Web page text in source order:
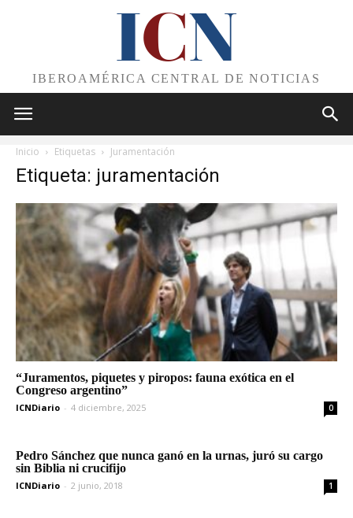
ICN
IBEROAMÉRICA CENTRAL DE NOTICIAS
Inicio Etiquetas Juramentación
Etiqueta: juramentación
“Juramentos, piquetes y piropos: fauna exótica en el
Congreso argentino”
ICNDiario - 4 diciembre, 2025 0
Pedro Sánchez que nunca ganó en la urnas, juró su cargo
sin Biblia ni crucifijo
ICNDiario - 2 junio, 2018 1